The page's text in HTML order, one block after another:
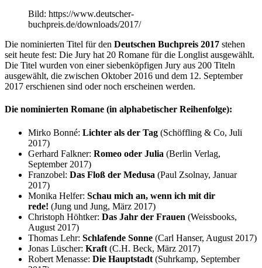
Bild: https://www.deutscher-
buchpreis.de/downloads/2017/
Die nominierten Titel für den Deutschen Buchpreis 2017 stehen
seit heute fest: Die Jury hat 20 Romane für die Longlist ausgewählt.
Die Titel wurden von einer siebenköpfigen Jury aus 200 Titeln
ausgewählt, die zwischen Oktober 2016 und dem 12. September
2017 erschienen sind oder noch erscheinen werden.
Die nominierten Romane (in alphabetischer Reihenfolge):
Mirko Bonné: Lichter als der Tag (Schöffling & Co, Juli
2017)
Gerhard Falkner: Romeo oder Julia (Berlin Verlag,
September 2017)
Franzobel: Das Floß der Medusa (Paul Zsolnay, Januar
2017)
Monika Helfer: Schau mich an, wenn ich mit dir
rede! (Jung und Jung, März 2017)
Christoph Höhtker: Das Jahr der Frauen (Weissbooks,
August 2017)
Thomas Lehr: Schlafende Sonne (Carl Hanser, August 2017)
Jonas Lüscher: Kraft (C.H. Beck, März 2017)
Robert Menasse: Die Hauptstadt (Suhrkamp, September